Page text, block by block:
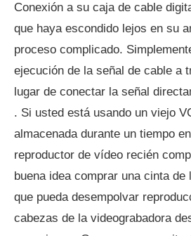
Conexión a su caja de cable
que haya escondido lejos en su
proceso complicado.
ejecución de la señal de cable a
lugar de conectar la señal
. Si usted está usando un viejo
almacenada durante un tiempo
reproductor de vídeo recién
buena idea comprar una cinta de
que pueda desempolvar
cabezas de la videograbadora